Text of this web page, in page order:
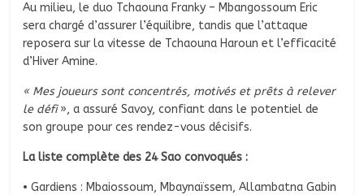
Au milieu, le duo Tchaouna Franky – Mbangossoum Eric
sera chargé d’assurer l’équilibre, tandis que l’attaque
reposera sur la vitesse de Tchaouna Haroun et l’efficacité
d’Hiver Amine.
« Mes joueurs sont concentrés, motivés et prêts à relever
le défi», a assuré Savoy, confiant dans le potentiel de
son groupe pour ces rendez-vous décisifs.
La liste complète des 24 Sao convoqués :
• Gardiens : Mbaiossoum, Mbaynaïssem, Allambatna Gabin